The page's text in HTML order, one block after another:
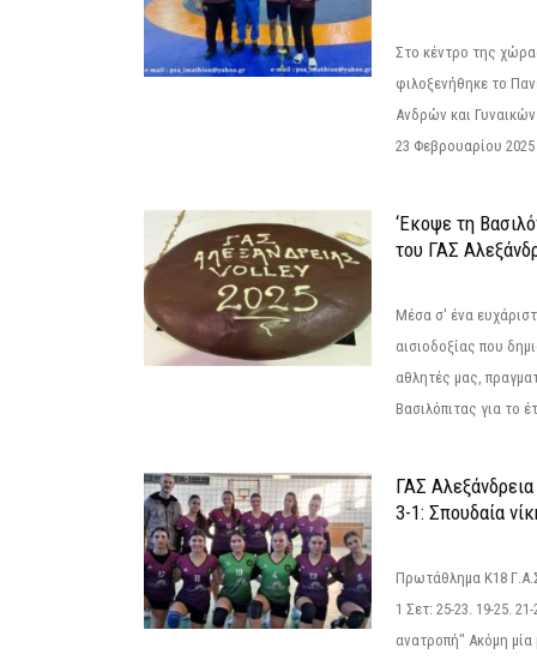
Στο κέντρο της
φιλοξενήθηκε το
Ανδρών και
23 Φεβρουαρίου
‘Εκοψε τη
του ΓΑΣ
Μέσα σ' ένα
αισιοδοξίας που
αθλητές μας,
Βασιλόπιτας για το
ΓΑΣ
3-1: Σπουδαία
Πρωτάθλημα Κ18
1 Σετ: 25-23. 19-25.
ανατροπή" Ακόμη μία